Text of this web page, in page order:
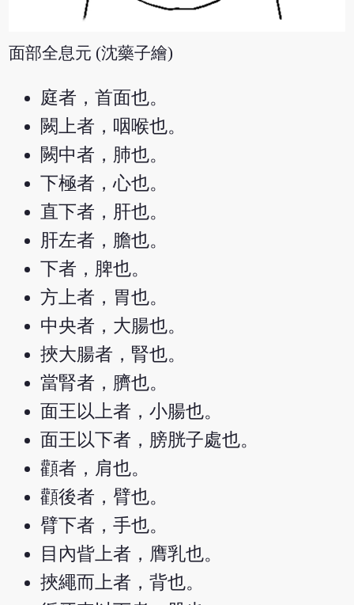
面部全息元 (沈藥子繪)
庭者，首面也。
闕上者，咽喉也。
闕中者，肺也。
下極者，心也。
直下者，肝也。
肝左者，膽也。
下者，脾也。
方上者，胃也。
中央者，大腸也。
挾大腸者，腎也。
當腎者，臍也。
面王以上者，小腸也。
面王以下者，膀胱子處也。
顴者，肩也。
顴後者，臂也。
臂下者，手也。
目內眥上者，膺乳也。
挾繩而上者，背也。